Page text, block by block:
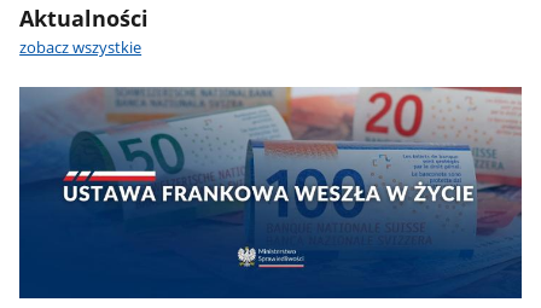
Aktualności
zobacz wszystkie